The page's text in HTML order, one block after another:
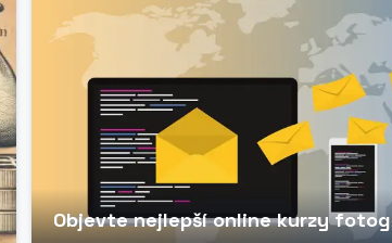
Objevte nejlepší online kurzy